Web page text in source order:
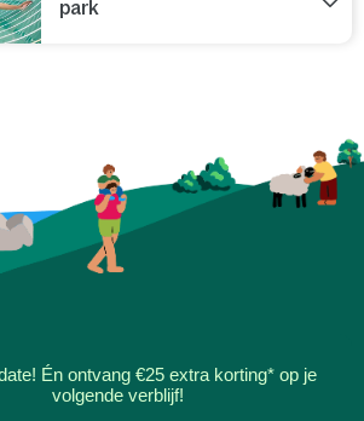
park
Én ontvang €25 extra korting* op je
volgende verblijf!